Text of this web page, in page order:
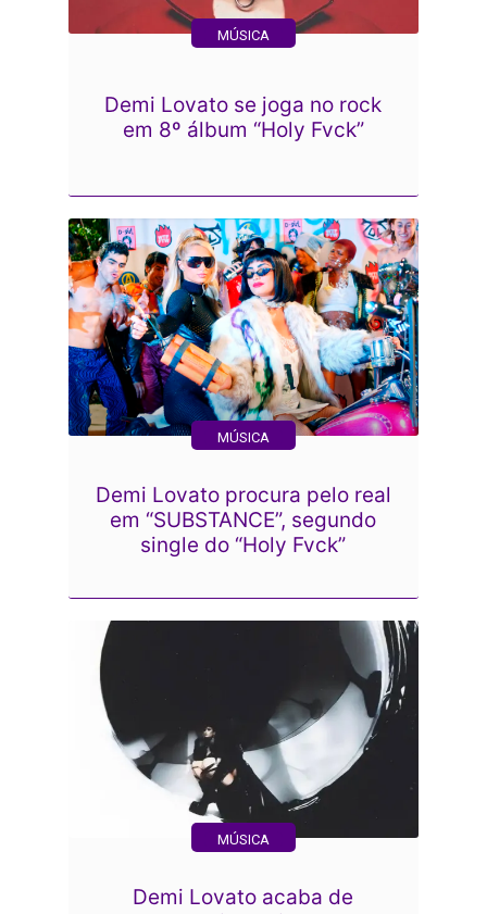
MÚSICA
Demi Lovato se joga no rock
em 8º álbum “Holy Fvck”
MÚSICA
Demi Lovato procura pelo real
em “SUBSTANCE”, segundo
single do “Holy Fvck”
MÚSICA
Demi Lovato acaba de